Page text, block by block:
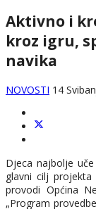
Aktivno i
kroz igru,
navika
NOVOSTI 14
Djeca najbolje
glavni cilj
provodi Općina
„Program